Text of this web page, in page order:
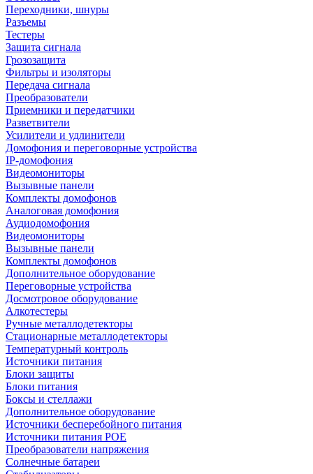
Переходники, шнуры
Разъемы
Тестеры
Защита сигнала
Грозозащита
Фильтры и изоляторы
Передача сигнала
Преобразователи
Приемники и передатчики
Разветвители
Усилители и удлинители
Домофония и переговорные устройства
IP-домофония
Видеомониторы
Вызывные панели
Комплекты домофонов
Аналоговая домофония
Аудиодомофония
Видеомониторы
Вызывные панели
Комплекты домофонов
Дополнительное оборудование
Переговорные устройства
Досмотровое оборудование
Алкотестеры
Ручные металлодетекторы
Стационарные металлодетекторы
Температурный контроль
Источники питания
Блоки защиты
Блоки питания
Боксы и стеллажи
Дополнительное оборудование
Источники бесперебойного питания
Источники питания POE
Преобразователи напряжения
Солнечные батареи